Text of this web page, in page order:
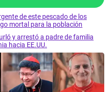
de este pescado de los
mortal para la población
y arrestó a padre de familia
hacia EE.UU.